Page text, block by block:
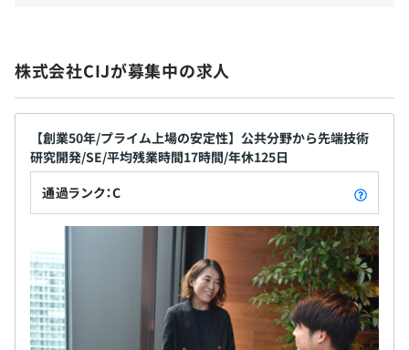
ている社員が比較的多いです。たとえば、役職者席の隣に
しているのが日常的な風景です。
他にも、社長から社員まで「さん」付けで呼びあう習慣が
あったり、社長の自宅で懇親会が開かれることもあったり
と、上司部下の垣根を超えてコミュニケーションが取りや
すい社風です。
半期ごとの目標設定、振り返りによる評価をおこなってい
ます。
無期雇用
14日間（待遇の変更はありません）
株式会社CIJが募集中の求人
【創業50年/プライム上場の安定性】公共分野から先端技術
研究開発/SE/平均残業時間17時間/年休125日
通過ランク：C